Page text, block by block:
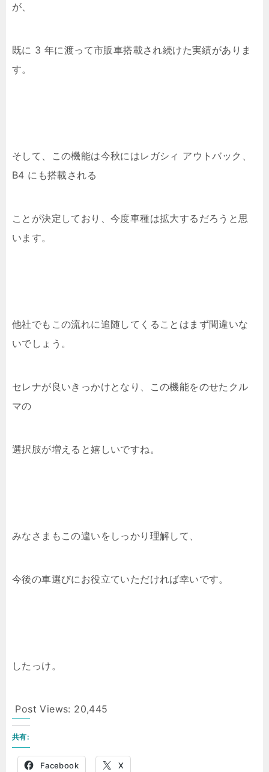
が、
既に 3 年に渡って市販車搭載され続けた実績がありま
す。
そして、この機能は今秋にはレガシィ アウトバック、
B4 にも搭載される
ことが決定しており、今度車種は拡大するだろうと思
います。
他社でもこの流れに追随してくることはまず間違いな
いでしょう。
セレナが良いきっかけとなり、この機能をのせたクル
マの
選択肢が増えると嬉しいですね。
みなさまもこの違いをしっかり理解して、
今後の車選びにお役立ていただければ幸いです。
したっけ。
Post Views: 20,445
共有:
Facebook X